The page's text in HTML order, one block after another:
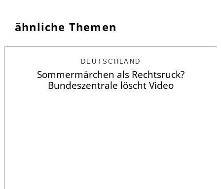
ähnliche Themen
DEUTSCHLAND
Sommermärchen als Rechtsruck?
Bundeszentrale löscht Video